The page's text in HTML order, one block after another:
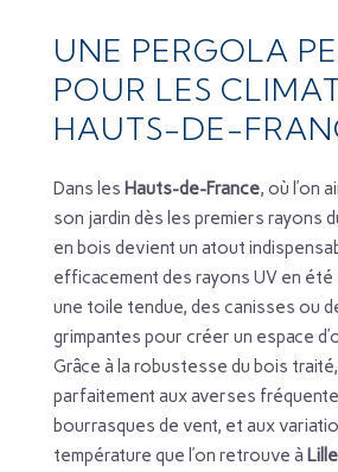
UNE PERGOLA
POUR LES
HAUTS-DE-
Dans les Hauts-de-France, où l’on
son jardin dès les premiers rayons
en bois devient un atout
efficacement des rayons UV en
une toile tendue, des canisses ou
grimpantes pour créer un espace
Grâce à la robustesse du bois
parfaitement aux averses
bourrasques de vent, et aux
température que l’on retrouve à Lille